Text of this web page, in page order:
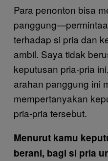
Para penonton bisa
terhadap si pria dan
ambil. Saya tidak
keputusan pria-pria
arahan panggung ini
mempertanyakan
pria-pria tersebut.
Menurut kamu
berani, bagi si pria